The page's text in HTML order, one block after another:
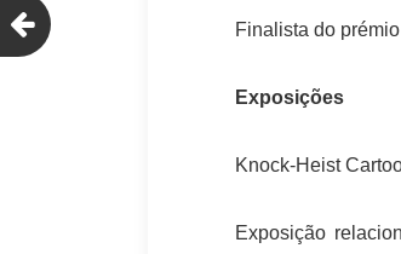
Finalista do
Exposições
Knock-Heist
Exposição